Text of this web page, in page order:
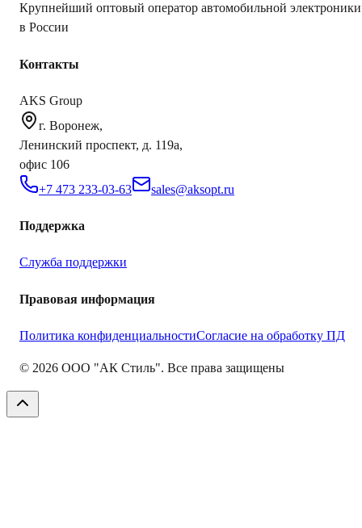
Крупнейший оптовый оператор автомобильной электроники
в России
Контакты
AKS Group
г. Воронеж,
Ленинский проспект, д. 119а,
офис 106
+7 473 233-03-63
sales@aksopt.ru
Поддержка
Служба поддержки
Правовая информация
Политика конфиденциальностиСогласие на обработку ПД
© 2026 ООО "АК Стиль". Все права защищены